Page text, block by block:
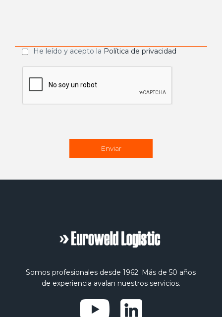
He leído y acepto la Política de privacidad
Somos profesionales desde 1962. Más de 50 años
de experiencia avalan nuestros servicios.